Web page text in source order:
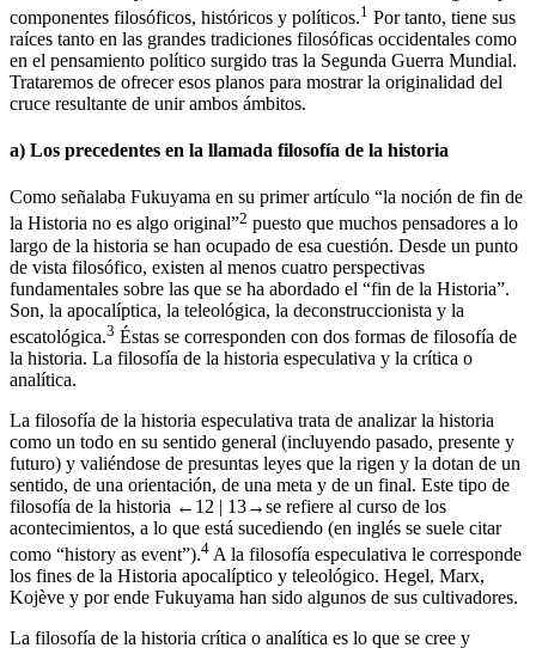
La tesis de Fukuyama sobre “el fin de la Historia” está integrada por
componentes filosóficos, históricos y políticos.1Por tanto, tiene sus
raíces tanto en las grandes tradiciones filosóficas occidentales como
en el pensamiento político surgido tras la Segunda Guerra Mundial.
Trataremos de ofrecer esos planos para mostrar la originalidad del
Como señalaba Fukuyama en su primer artículo “la noción de fin de
la Historia no es algo original”2puesto que muchos pensadores a lo
largo de la historia se han ocupado de esa cuestión. Desde un punto
de vista filosófico, existen al menos cuatro perspectivas
fundamentales sobre las que se ha abordado el “fin de la Historia”.
Son, la apocalíptica, la teleológica, ladeconstruccionista y la
escatológica.3 Éstas se corresponden con dos formas de filosofía de
la historia. La filosofía de la historia especulativa y la crítica o
La filosofía de la historia especulativa trata de analizar la historia
como un todo en su sentido general (incluyendo pasado, presente y
futuro) y valiéndose de presuntas leyes que la rigen y la dotan de un
sentido, de una orientación, de una meta y de un final. Este tipo de
filosofía de la historia←12 |13→se refiere al curso de los
acontecimientos, a lo que está sucediendo (en inglés se suele citar
como “history as event”).4A la filosofía especulativa le corresponde
los fines de la Historia apocalíptico y teleológico. Hegel, Marx,